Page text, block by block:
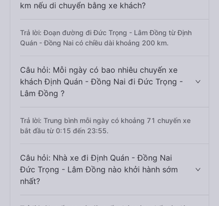
km nếu di chuyển bằng xe khách?
Trả lời: Đoạn đường đi Đức Trọng - Lâm Đồng từ Định
Quán - Đồng Nai có chiều dài khoảng 200 km.
Câu hỏi: Mỗi ngày có bao nhiêu chuyến xe
khách Định Quán - Đồng Nai đi Đức Trọng -
Lâm Đồng ?
Trả lời: Trung bình mỗi ngày có khoảng 71 chuyến xe
bắt đầu từ 0:15 đến 23:55.
Câu hỏi: Nhà xe đi Định Quán - Đồng Nai
Đức Trọng - Lâm Đồng nào khởi hành sớm
nhất?